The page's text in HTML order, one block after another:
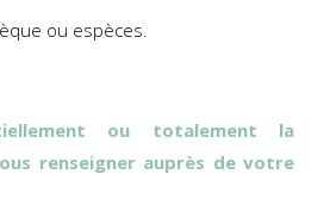
ou espèces.
ou totalement la
renseigner auprès de votre